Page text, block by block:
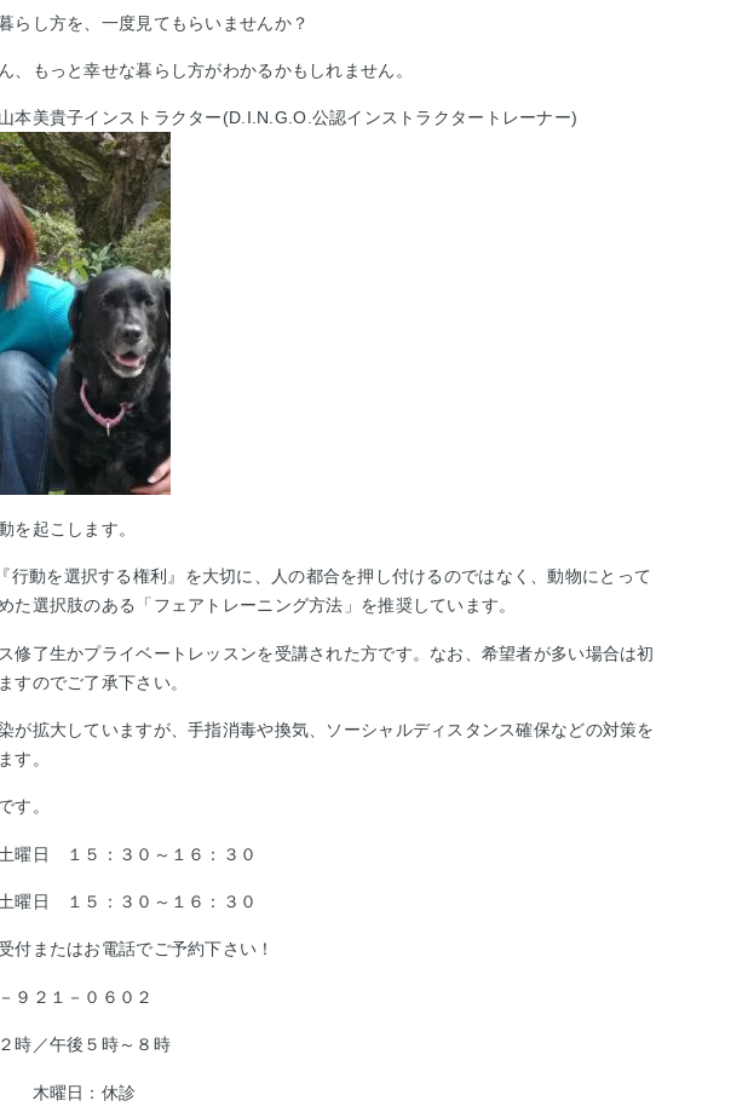
らし方を、一度見てもらいませんか？
、もっと幸せな暮らし方がわかるかもしれません。
本美貴子インストラクター(D.I.N.G.O.公認インストラクタートレーナー)
を起こします。
行動を選択する権利』を大切に、人の都合を押し付けるのではなく、動物にとって
た選択肢のある「フェアトレーニング方法」を推奨しています。
修了生かプライベートレッスンを受講された方です。 なお、希望者が多い場合は初
すのでご了承下さい。
が拡大していますが、手指消毒や換気、ソーシャルディスタンス確保などの対策を
す。
す。
曜日 １５：３０～１６：３０
曜日 １５：３０～１６：３０
付またはお電話でご予約下さい！
９２１－０６０２
時／午後５時～８時
曜日：休診